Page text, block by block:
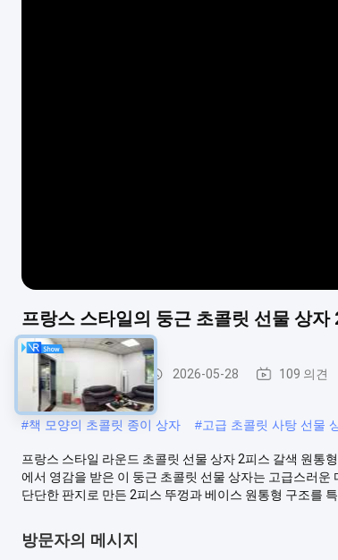
프랑스 스타일의 둥근 초콜릿 선물 상
초콜릿 종이 상자 2026-05-28 109 의견
#책 모양의 초콜릿 종이 상자 #고급 초콜릿 사탕 선물
프랑스 스타일 라운드 초콜릿 선물 상자 2피스 갈색 원통
에서 영감을 받은 이 둥근 초콜릿 선물 상자는 고급스러
단단한 판지로 만든 2피스 뚜껑과 베이스 원통형 구조를 특
방문자의 메시지